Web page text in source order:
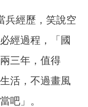
兵經歷，笑說空
經過程，「國
三年，值得
活，不過畫風
吧」。